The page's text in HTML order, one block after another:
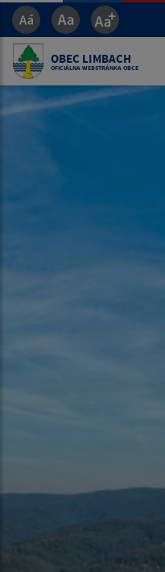
OBEC LIMBACH
OFICIÁLNA WEBSTRÁNKA OBCE